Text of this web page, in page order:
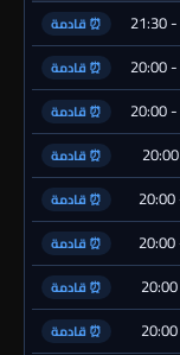
⏰ قادمة
⏰ قادمة
⏰ قادمة
⏰ قادمة
⏰ قادمة
⏰ قادمة
⏰ قادمة
⏰ قادمة